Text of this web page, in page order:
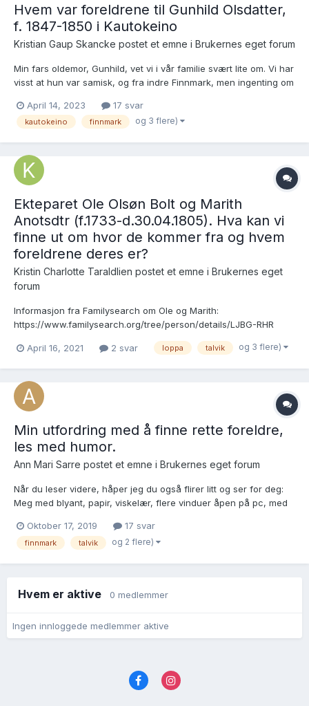
Hvem var foreldrene til Gunhild Olsdatter,
f. 1847-1850 i Kautokeino
Kristian Gaup Skancke postet et emne i Brukernes eget forum
Min fars oldemor, Gunhild, vet vi i vår familie svært lite om. Vi har
visst at hun var samisk, og fra indre Finnmark, men ingenting om
Gunhild Olsdatter var i 1865 fosterbarn hos gårdbrukerne Nils
Nilsen og Guri Olsdatter i...
April 14, 2023 17 svar
kautokeino finnmark og 3 flere)
Ekteparet Ole Olsøn Bolt og Marith
Anotsdtr (f.1733-d.30.04.1805). Hva kan vi
finne ut om hvor de kommer fra og hvem
foreldrene deres er?
Kristin Charlotte Taraldlien postet et emne i Brukernes eget
forum
Informasjon fra Familysearch om Ole og Marith:
https://www.familysearch.org/tree/person/details/LJBG-RHR
H/Ha/L0004kirke: Ministerialbok nr. 4, 1752-1772, s. 81
April 16, 2021 2 svar loppa talvik og 3 flere)
Min utfordring med å finne rette foreldre,
les med humor.
Ann Mari Sarre postet et emne i Brukernes eget forum
Når du leser videre, håper jeg du også flirer litt og ser for deg:
Meg med blyant, papir, viskelær, flere vinduer åpen på pc, med
ut, skriver/tegner på nytt. Søker opp nye sider i kirkebok, søker
på nb.no i lokalhistorier. Det har jeg...
Oktober 17, 2019 17 svar
finnmark talvik og 2 flere)
Hvem er aktive 0 medlemmer
Ingen innloggede medlemmer aktive